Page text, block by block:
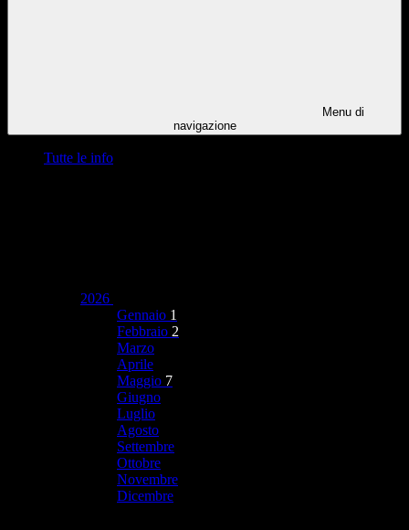
Menu di
navigazione
Tutte le info
2026
Gennaio 1
Febbraio 2
Marzo
Aprile
Maggio 7
Giugno
Luglio
Agosto
Settembre
Ottobre
Novembre
Dicembre